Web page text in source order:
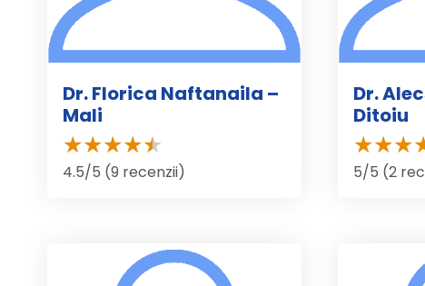
Dr. Florica Naftanaila –
Mali
4.5/5 (9 recenzii)
Dr.
Ditoiu
5/5 (2